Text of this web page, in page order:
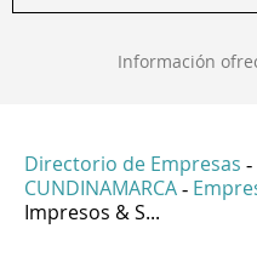
Información
Directorio de Empresas -
CUNDINAMARCA -
Impresos & S...